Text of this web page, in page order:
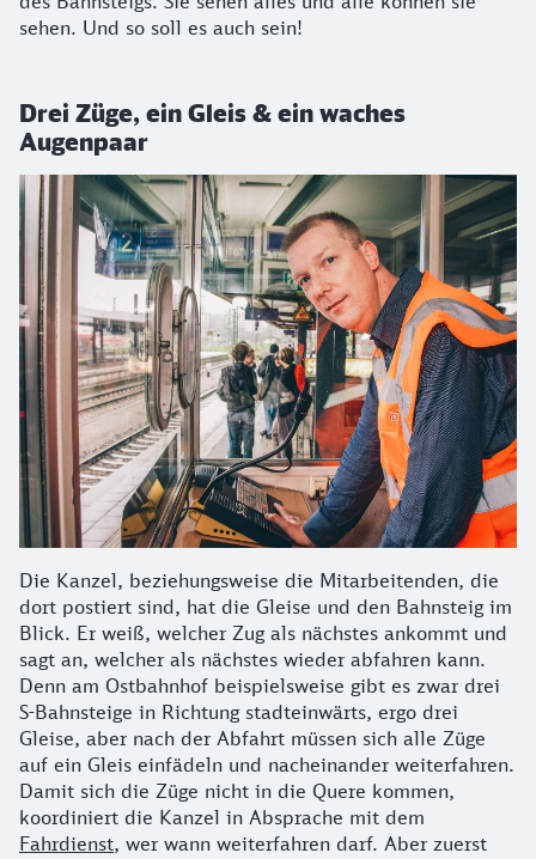
sehen. Und so soll es auch sein!
Drei Züge, ein Gleis & ein waches
Augenpaar
Die Kanzel, beziehungsweise die Mitarbeitenden, die
dort postiert sind, hat die Gleise und den Bahnsteig im
Blick. Er weiß, welcher Zug als nächstes ankommt und
sagt an, welcher als nächstes wieder abfahren kann.
Denn am Ostbahnhof beispielsweise gibt es zwar drei
S-Bahnsteige in Richtung stadteinwärts, ergo drei
Gleise, aber nach der Abfahrt müssen sich alle Züge
auf ein Gleis einfädeln und nacheinander weiterfahren.
Damit sich die Züge nicht in die Quere kommen,
koordiniert die Kanzel in Absprache mit dem
Fahrdienst, wer wann weiterfahren darf. Aber zuerst